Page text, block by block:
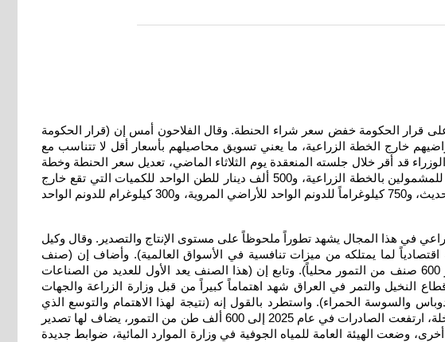
على قرار الحكومة خفض سعر شراء الحنطة. وقال الفلاحون أمس إن (قرار الحكومة
خارج الخطة الزراعية، ما يعني تسويق محاصيلهم بأسعار أقل لا تتناسب مع
قد أقر خلال جلسته المنعقدة يوم الثلاثاء الماضي، تعديل سعر الحنطة وخطة
استلام بذور الحنطة من الدرجة الأولى للموسم الزراعي الحالي. وتضمن القرار تحديد سعر 700 ألف دينار للطن الواحد للمشمولين بالخطة الزراعية، و500 ألف دينار للطن الواحد للكميات التي تقع خارج
الخطة الزراعية. كما نص القرار على احتساب الإنتاج بواقع 900 كيلوغرام للدونم الواحد للأراضي المشمولة بنظام الري الحديث، و750 كيلوغراماً للدونم الواحد للأراضي المروية، و300 كيلوغرام للدونم الواحد
الماضي، مشيرة إلى إن القطاع الزراعي في هذا المجال يشهد تطوراً ملحوظاً على مستوى الإنتاج والتصدير. وقال وكيل
لما يمتلكه من ميزات تنافسية في الأسواق العالمية). وأضاف إن (صنف
الزهدي يعد الأكثر غزارة في الإنتاج وأعلى كميات تمور مصدرة للخارج، بالإضافة إلى أصناف التمور الأخرى التي تتجاوز 600 صنف من التمور محلياً). وتابع إن (هذا الصنف يعد الأول للعديد من الصناعات
النخيل والتمر في العراق شهد اهتماماً كبيراً من قبل وزارة الزراعة والجهات
والسوسة الحمراء). واستطرد بالقول إنه (نتيجة لهذا الاهتمام والتوسع الذي
حدث في زراعة البساتين بطرق الري الحديثة والتنقيط، وما نتج عنه من زيادة عدد أشجار النخيل إلى أكثر من 22 مليون نخلة، ارتفعت الصادرات في عام 2025 إلى 600 ألف طن من التمور، يضاف لها تصدير
وضعت الهيئة العامة للمياه الجوفية في وزارة الموارد المائية، ضوابط جديدة